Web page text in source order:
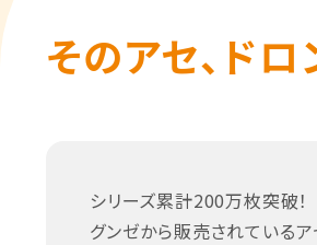
そのアセ、ド
シリーズ累計200万枚突破！
グンゼから販売されている